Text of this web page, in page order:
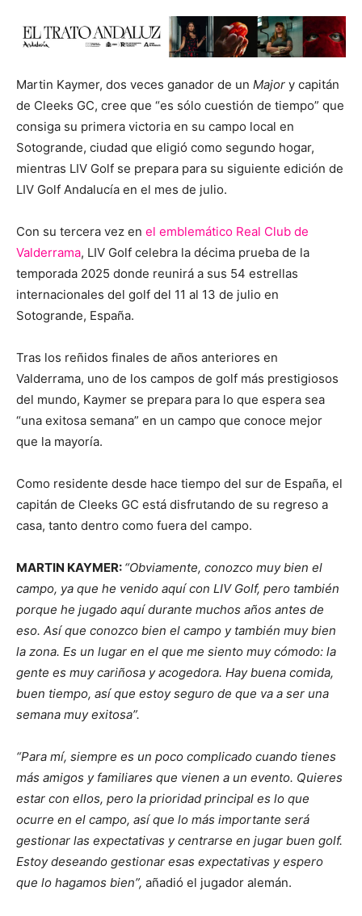
Martin Kaymer, dos veces ganador de un Major y capitán
de Cleeks GC, cree que “es sólo cuestión de tiempo” que
consiga su primera victoria en su campo local en
Sotogrande, ciudad que eligió como segundo hogar,
mientras LIV Golf se prepara para su siguiente edición de
LIV Golf Andalucía en el mes de julio.
Con su tercera vez en el emblemático Real Club de
Valderrama, LIV Golf celebra la décima prueba de la
temporada 2025 donde reunirá a sus 54 estrellas
internacionales del golf del 11 al 13 de julio en
Sotogrande, España.
Tras los reñidos finales de años anteriores en
Valderrama, uno de los campos de golf más prestigiosos
del mundo, Kaymer se prepara para lo que espera sea
“una exitosa semana” en un campo que conoce mejor
que la mayoría.
Como residente desde hace tiempo del sur de España, el
capitán de Cleeks GC está disfrutando de su regreso a
casa, tanto dentro como fuera del campo.
MARTIN KAYMER: “Obviamente, conozco muy bien el
campo, ya que he venido aquí con LIV Golf, pero también
porque he jugado aquí durante muchos años antes de
eso. Así que conozco bien el campo y también muy bien
la zona. Es un lugar en el que me siento muy cómodo: la
gente es muy cariñosa y acogedora. Hay buena comida,
buen tiempo, así que estoy seguro de que va a ser una
semana muy exitosa”.
“Para mí, siempre es un poco complicado cuando tienes
más amigos y familiares que vienen a un evento. Quieres
estar con ellos, pero la prioridad principal es lo que
ocurre en el campo, así que lo más importante será
gestionar las expectativas y centrarse en jugar buen golf.
Estoy deseando gestionar esas expectativas y espero
que lo hagamos bien”, añadió el jugador alemán.